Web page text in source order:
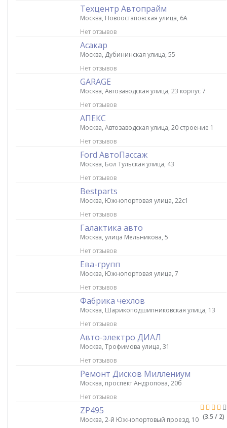
Техцентр Автопрайм
Москва, Новоостаповская улица, 6А
Нет отзывов
Асакар
Москва, Дубининская улица, 55
Нет отзывов
GARAGE
Москва, Автозаводская улица, 23 корпус 7
Нет отзывов
АПЕКС
Москва, Автозаводская улица, 20 строение 1
Нет отзывов
Ford АвтоПассаж
Москва, Бол Тульская улица, 43
Нет отзывов
Bestparts
Москва, Южнопортовая улица, 22с1
Нет отзывов
Галактика авто
Москва, улица Мельникова, 5
Нет отзывов
Ева-групп
Москва, Южнопортовая улица, 7
Нет отзывов
Фабрика чехлов
Москва, Шарикоподшипниковская улица, 13
Нет отзывов
Авто-электро ДИАЛ
Москва, Трофимова улица, 31
Нет отзывов
Ремонт Дисков Миллениум
Москва, проспект Андропова, 20б
Нет отзывов
(3.5 / 2)
ZP495
Москва, 2-й Южнопортовый проезд, 10